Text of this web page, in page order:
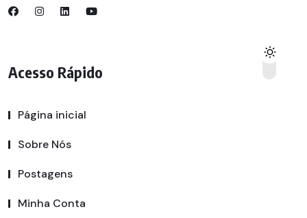
Acesso Rápido
Página inicial
Sobre Nós
Postagens
Minha Conta